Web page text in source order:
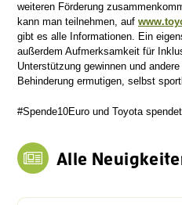
weiteren Förderung
kann man teilnehmen, auf
gibt es alle Informationen. Ein
außerdem Aufmerksamkeit für
Unterstützung gewinnen und
Behinderung ermutigen, selbst
#Spende10Euro und Toyota
Alle